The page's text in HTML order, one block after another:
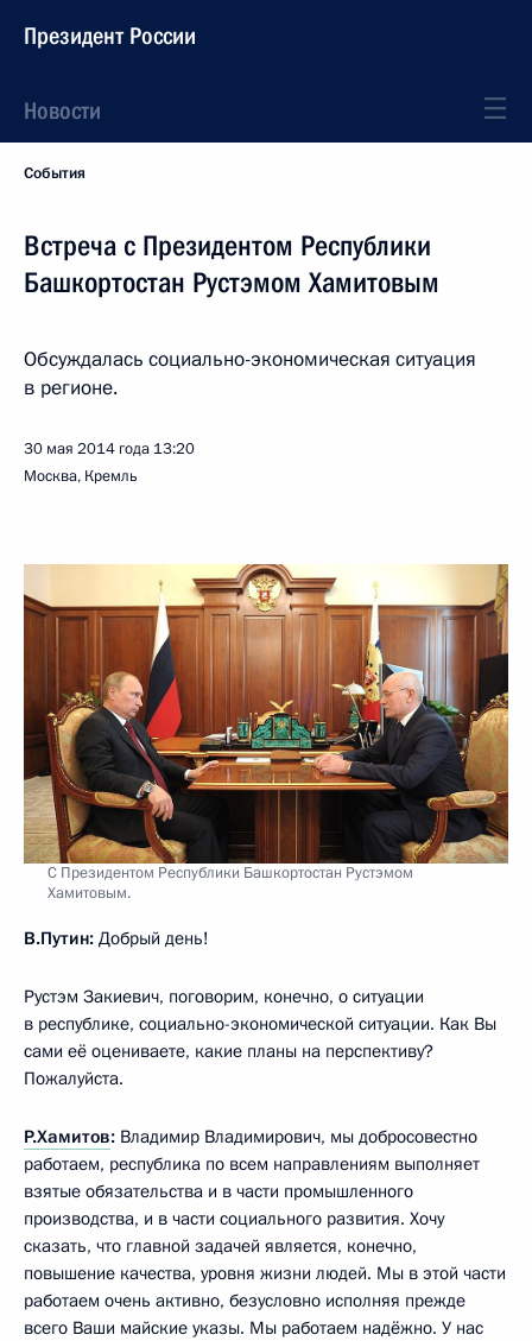
Президент России
Новости
События
Встреча с Президентом Республики
Башкортостан Рустэмом Хамитовым
Обсуждалась социально-экономическая ситуация
в регионе.
30 мая 2014 года 13:20
Москва, Кремль
С Президентом Республики Башкортостан Рустэмом
Хамитовым.
В.Путин: Добрый день!
Рустэм Закиевич, поговорим, конечно, о ситуации
в республике, социально-экономической ситуации. Как Вы
сами её оцениваете, какие планы на перспективу?
Пожалуйста.
Р.Хамитов: Владимир Владимирович, мы добросовестно
работаем, республика по всем направлениям выполняет
взятые обязательства и в части промышленного
производства, и в части социального развития. Хочу
сказать, что главной задачей является, конечно,
повышение качества, уровня жизни людей. Мы в этой части
работаем очень активно, безусловно исполняя прежде
всего Ваши майские указы. Мы работаем надёжно. У нас